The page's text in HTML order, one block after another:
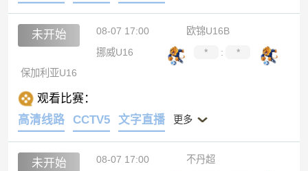
未开始 08-07 17:00
欧锦U16B
挪威U16
* :
*
保加利亚U16
观看比赛：
高清线路
CCTV5 文字直播 更多
未开始 08-07 17:00
不丹超